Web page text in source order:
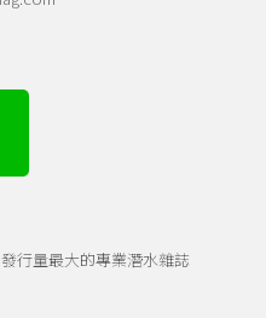
行量最大的專業潛水雜誌